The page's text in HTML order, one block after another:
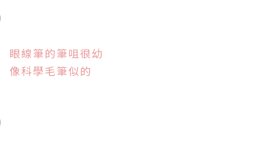
眼線筆的筆咀很幼
像科學毛筆似的